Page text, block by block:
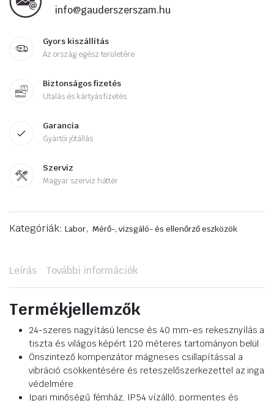
info@gauderszerszam.hu
Gyors kiszállítás
Az ország egész területére
Biztonságos fizetés
Utalás és kártyás fizetés.
Garancia
Gyártói jótállás
Szerviz
Magyar szerviz háttér
Kategóriák: Labor, Mérő-, vizsgáló- és ellenőrző eszközök
Leírás További információk
Termékjellemzők
24-szeres nagyítású lencse és 40 mm-es rekesznyílás a
tiszta és világos képért 120 méteres tartományon belül.
Önszintező kompenzátor mágneses csillapítással a
vibráció csökkentésére és reteszelőszerkezettel az inga
védelmére.
Ipari minőségű fémház, IP54 vízálló, pormentes és